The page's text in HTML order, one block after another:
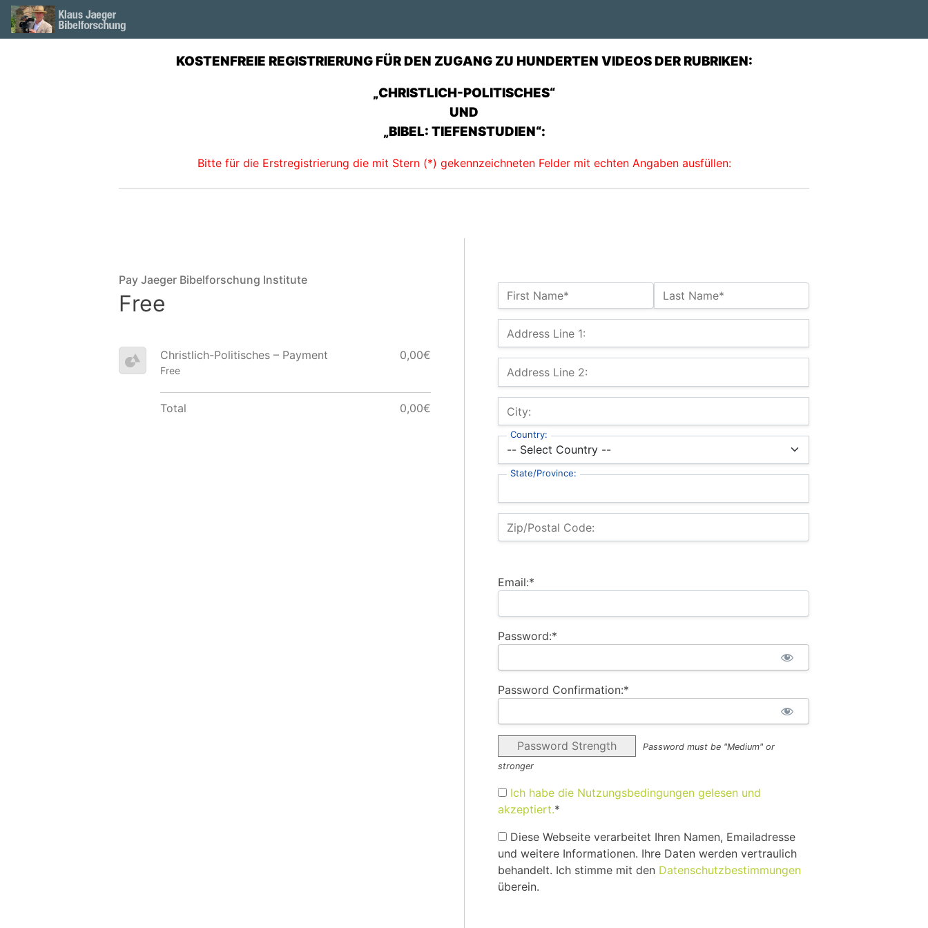
KOSTENFREIE REGISTRIERUNG FÜR DEN ZUGANG ZU HUNDERTEN VIDEOS DER RUBRIKEN:
„CHRISTLICH-POLITISCHES“
UND
„BIBEL: TIEFENSTUDIEN“:
Bitte für die Erstregistrierung die mit Stern (*) gekennzeichneten Felder mit echten Angaben ausfüllen:
Name:*
First Name* Last Name*
Billing Address
Address Line 1:
Address Line 2:
City:
Country:
State/Province:
Zip/Postal Code:
Email:*
Password:*
Password Confirmation:*
Password Strength
Password must be "Medium" or
stronger
Ich habe die Nutzungsbedingungen gelesen und
akzeptiert.*
Diese Webseite verarbeitet Ihren Namen, Emailadresse
und weitere Informationen. Ihre Daten werden vertraulich
behandelt. Ich stimme mit den Datenschutzbestimmungen
überein.
Pay Jaeger Bibelforschung Institute
Free
Christlich-Politisches – Payment
Free
0,00€
Total 0,00€